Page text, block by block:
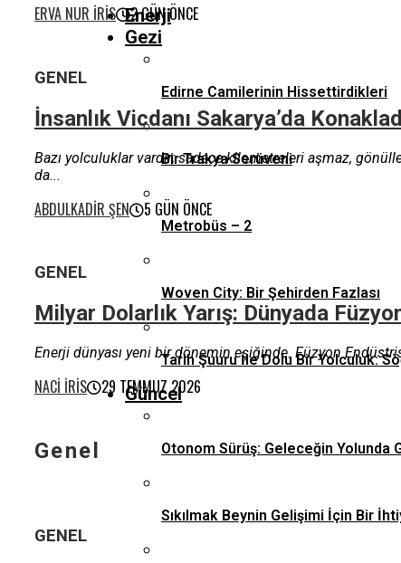
Enerji
Gezi
Edirne Camilerinin Hissettirdikleri
Bir Trakya Serüveni
Metrobüs – 2
Woven City: Bir Şehirden Fazlası
Tarih Şuuru İle Dolu Bir Yolculuk:
Güncel
Otonom Sürüş: Geleceğin Yolunda
Sıkılmak Beynin Gelişimi İçin Bir
ERVA NUR İRIS 2 GÜN ÖNCE
GENEL
İnsanlık Vicdanı Sakarya’da
Bazı yolculuklar vardır; sadece kilometreleri aşmaz,
da...
ABDULKADIR ŞEN 5 GÜN ÖNCE
GENEL
Milyar Dolarlık Yarış: Dünyada
Enerji dünyası yeni bir dönemin eşiğinde. Füzyon
NACI İRIS 29 TEMMUZ 2026
Genel
GENEL